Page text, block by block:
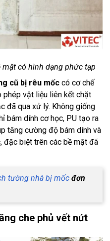
có hình dạng phức tạp
cũ bị rêu mốc có cơ chế
phép vật liệu liên kết chặt
đã qua xử lý. Không giống
bám dính cơ học, PU tạo ra
tăng cường độ bám dính và
đặc biệt trên các bề mặt đã
tường nhà bị mốc đơn
che phủ vết nứt